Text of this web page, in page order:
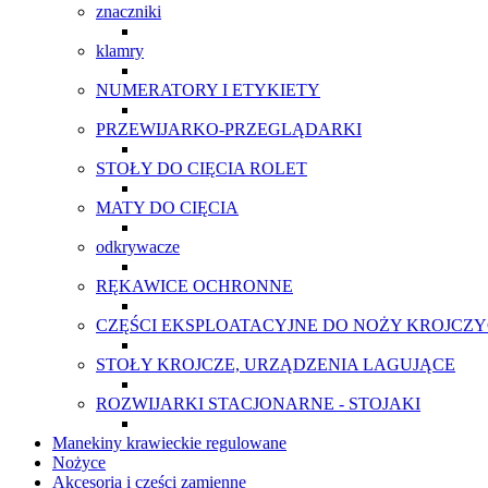
znaczniki
klamry
NUMERATORY I ETYKIETY
PRZEWIJARKO-PRZEGLĄDARKI
STOŁY DO CIĘCIA ROLET
MATY DO CIĘCIA
odkrywacze
RĘKAWICE OCHRONNE
CZĘŚCI EKSPLOATACYJNE DO NOŻY
STOŁY KROJCZE, URZĄDZENIA LAGUJĄCE
ROZWIJARKI STACJONARNE - STOJAKI
Manekiny krawieckie regulowane
Nożyce
Akcesoria i części zamienne